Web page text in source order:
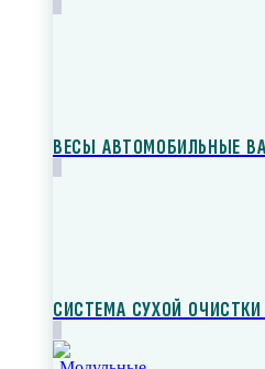
ВЕСЫ АВТОМОБИЛЬНЫЕ
СИСТЕМА СУХОЙ